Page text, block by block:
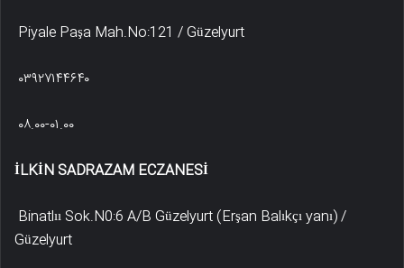
Piyale Paşa Mah.No:121 / Güzelyurt
۰۳۹۲۷۱۴۴۶۴۰
۰۸.۰۰-۰۱.۰۰
İLKİN SADRAZAM ECZANESİ
Binatlıı Sok.N0:6 A/B Güzelyurt (Erşan Balıkçı yanı) /
Güzelyurt